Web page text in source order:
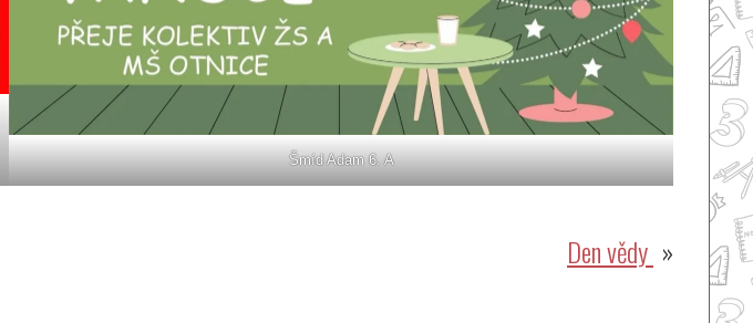
Šmíd Adam 6. A
Den vědy